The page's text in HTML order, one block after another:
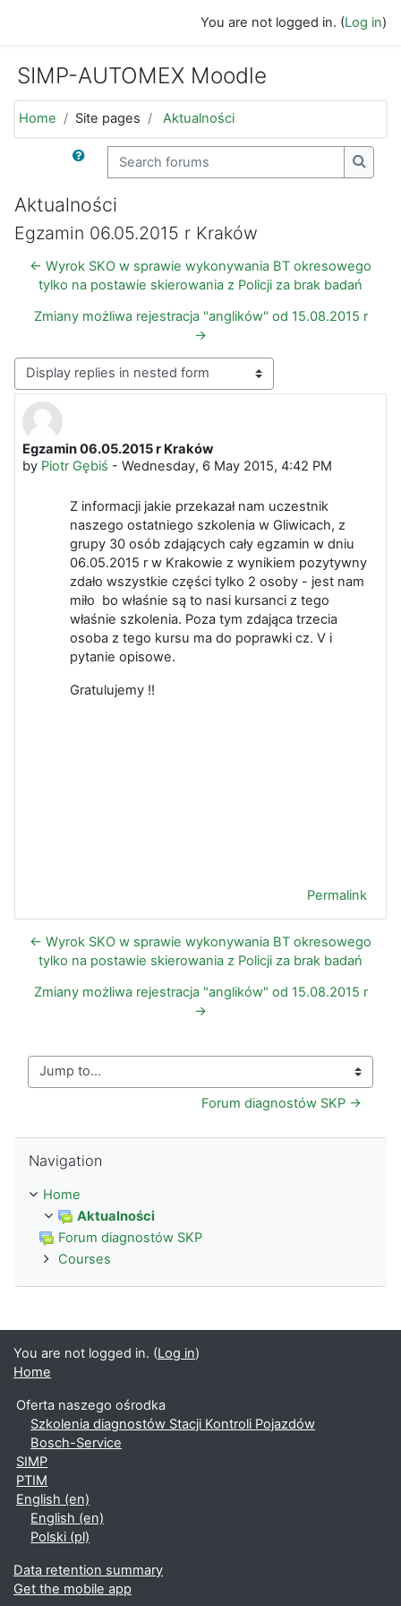
You are not logged in. (Log in)
SIMP-AUTOMEX Moodle
Home Site pages Aktualności
Search forums
Aktualności
Egzamin 06.05.2015 r Kraków
← Wyrok SKO w sprawie wykonywania BT okresowego
tylko na postawie skierowania z Policji za brak badań
Zmiany możliwa rejestracja "anglików" od 15.08.2015 r
→
Display mode
Egzamin 06.05.2015 r Kraków
by Piotr Gębiś - Wednesday, 6 May 2015, 4:42 PM
Number of replies: 0
Z informacji jakie przekazał nam uczestnik
naszego ostatniego szkolenia w Gliwicach, z
grupy 30 osób zdających cały egzamin w dniu
06.05.2015 r w Krakowie z wynikiem pozytywny
zdało wszystkie części tylko 2 osoby - jest nam
miło bo właśnie są to nasi kursanci z tego
właśnie szkolenia. Poza tym zdająca trzecia
osoba z tego kursu ma do poprawki cz. V i
pytanie opisowe.
Gratulujemy !!
Permalink
← Wyrok SKO w sprawie wykonywania BT okresowego
tylko na postawie skierowania z Policji za brak badań
Zmiany możliwa rejestracja "anglików" od 15.08.2015 r
→
Jump to...
Forum diagnostów SKP →
Navigation
Home
Aktualności
Forum diagnostów SKP
Courses
You are not logged in. (Log in)
Home
Oferta naszego ośrodka
Szkolenia diagnostów Stacji Kontroli Pojazdów
Bosch-Service
SIMP
PTIM
English ‎(en)‎
English ‎(en)‎
Polski ‎(pl)‎
Data retention summary
Get the mobile app